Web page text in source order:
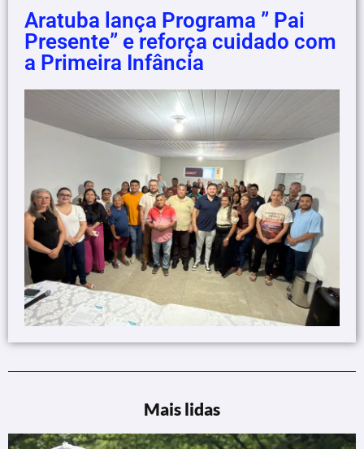
Aratuba lança Programa ” Pai
Presente” e reforça cuidado com
a Primeira Infância
Mais lidas